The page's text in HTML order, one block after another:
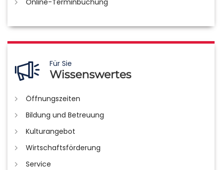
Online-Terminbuchung
Für Sie
Wissenswertes
Öffnungszeiten
Bildung und Betreuung
Kulturangebot
Wirtschaftsförderung
Service